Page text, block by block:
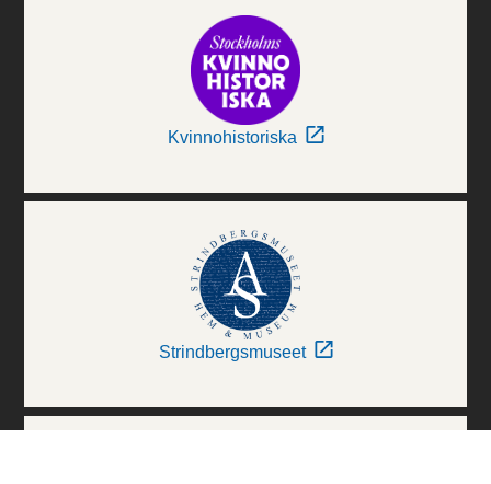
Kvinnohistoriska
Strindbergsmuseet